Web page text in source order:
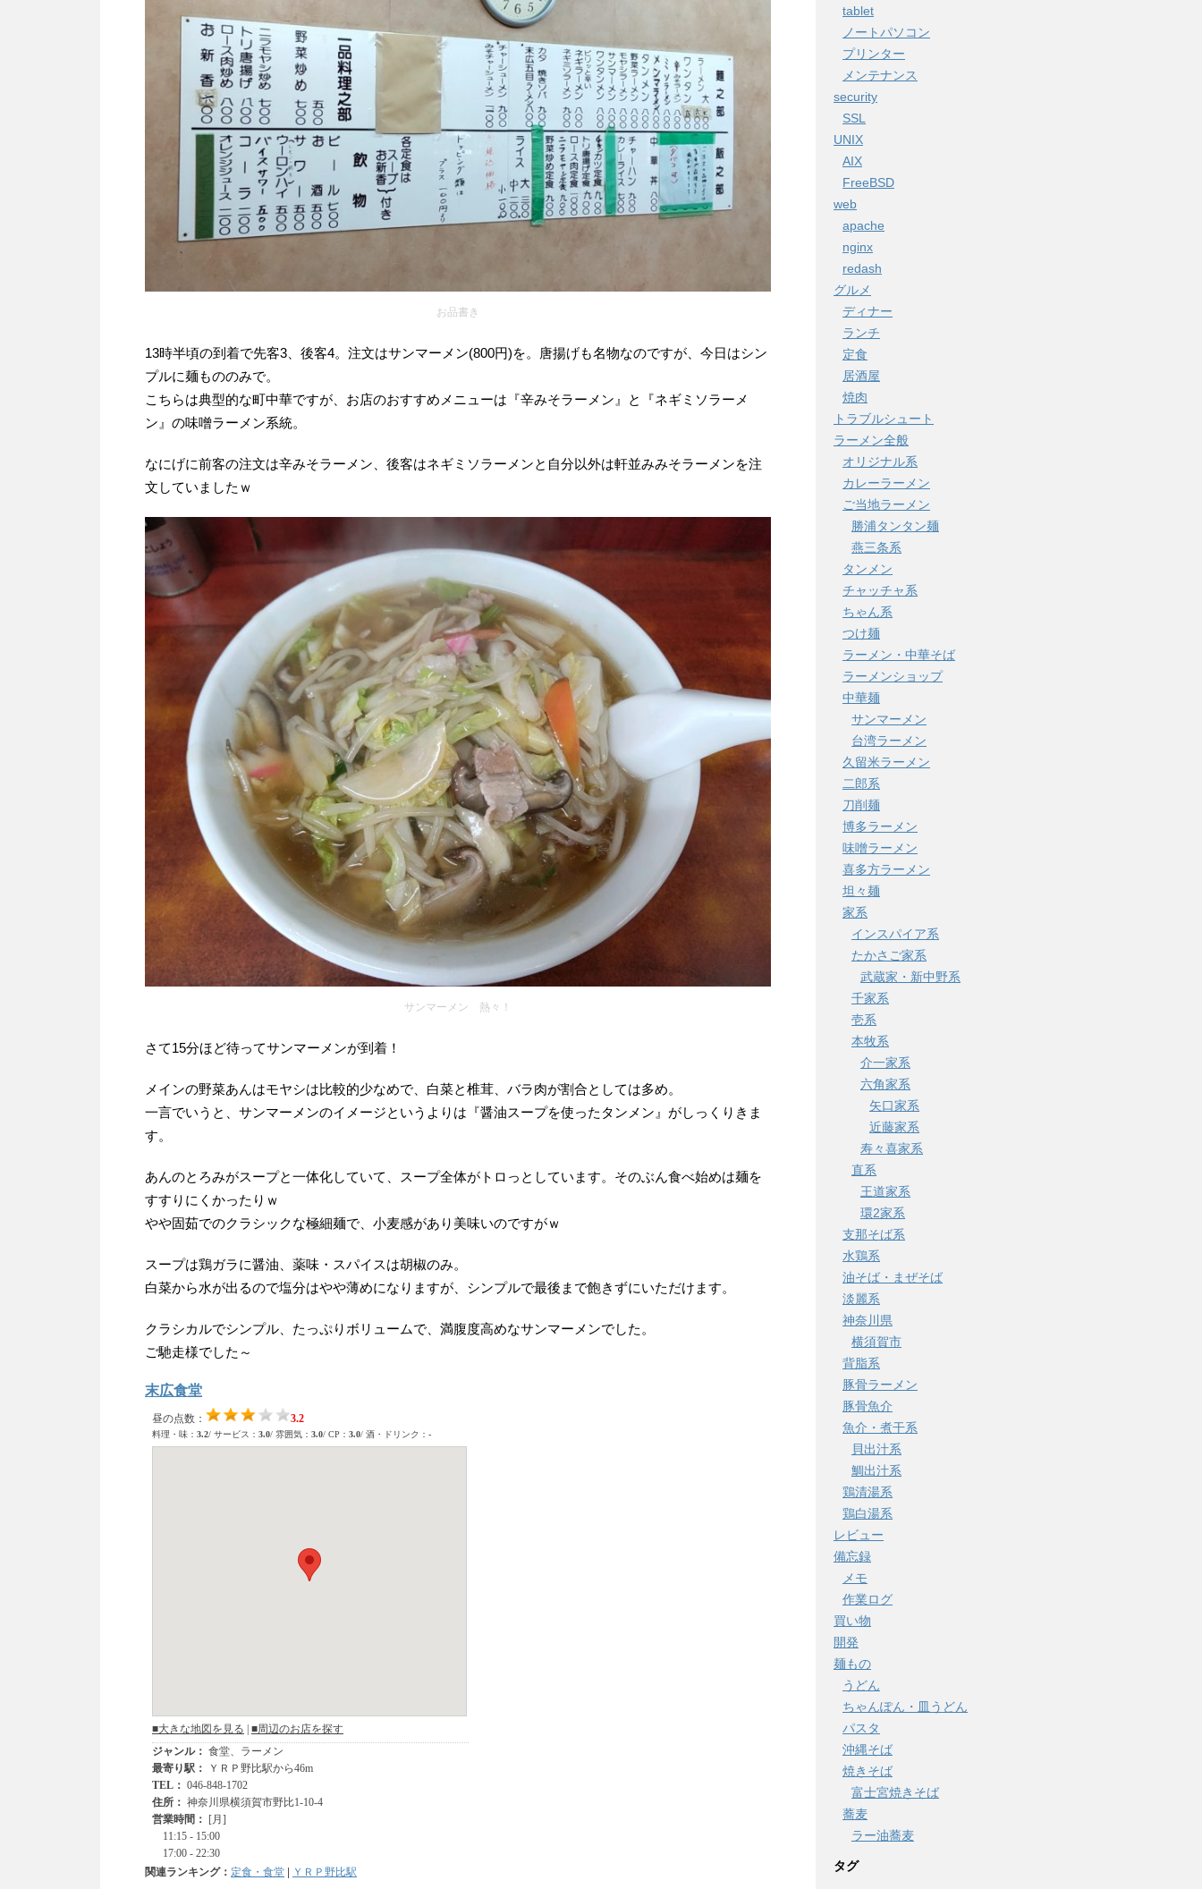
お品書き
13時半頃の到着で先客3、後客4。注文はサンマーメン(800円)を。唐揚げも名物なのですが、今日はシン
プルに麺もののみで。
こちらは典型的な町中華ですが、お店のおすすめメニューは『辛みそラーメン』と『ネギミソラーメ
ン』の味噌ラーメン系統。
なにげに前客の注文は辛みそラーメン、後客はネギミソラーメンと自分以外は軒並みみそラーメンを注
文していましたｗ
サンマーメン 熱々！
さて15分ほど待ってサンマーメンが到着！
メインの野菜あんはモヤシは比較的少なめで、白菜と椎茸、バラ肉が割合としては多め。
一言でいうと、サンマーメンのイメージというよりは『醤油スープを使ったタンメン』がしっくりきま
す。
あんのとろみがスープと一体化していて、スープ全体がトロっとしています。そのぶん食べ始めは麺を
すすりにくかったりｗ
やや固茹でのクラシックな極細麺で、小麦感があり美味いのですがｗ
スープは鶏ガラに醤油、薬味・スパイスは胡椒のみ。
白菜から水が出るので塩分はやや薄めになりますが、シンプルで最後まで飽きずにいただけます。
クラシカルでシンプル、たっぷりボリュームで、満腹度高めなサンマーメンでした。
ご馳走様でした～
末広食堂
関連ランキング： 定食・食堂 | ＹＲＰ野比駅
tablet
ノートパソコン
プリンター
メンテナンス
security
SSL
UNIX
AIX
FreeBSD
web
apache
nginx
redash
グルメ
ディナー
ランチ
定食
居酒屋
焼肉
トラブルシュート
ラーメン全般
オリジナル系
カレーラーメン
ご当地ラーメン
勝浦タンタン麺
燕三条系
タンメン
チャッチャ系
ちゃん系
つけ麺
ラーメン・中華そば
ラーメンショップ
中華麺
サンマーメン
台湾ラーメン
久留米ラーメン
二郎系
刀削麺
博多ラーメン
味噌ラーメン
喜多方ラーメン
坦々麺
家系
インスパイア系
たかさご家系
武蔵家・新中野系
千家系
壱系
本牧系
介一家系
六角家系
矢口家系
近藤家系
寿々喜家系
直系
王道家系
環2家系
支那そば系
水鶏系
油そば・まぜそば
淡麗系
神奈川県
横須賀市
背脂系
豚骨ラーメン
豚骨魚介
魚介・煮干系
貝出汁系
鯛出汁系
鶏清湯系
鶏白湯系
レビュー
備忘録
メモ
作業ログ
買い物
開発
麺もの
うどん
ちゃんぽん・皿うどん
パスタ
沖縄そば
焼きそば
富士宮焼きそば
蕎麦
ラー油蕎麦
タグ